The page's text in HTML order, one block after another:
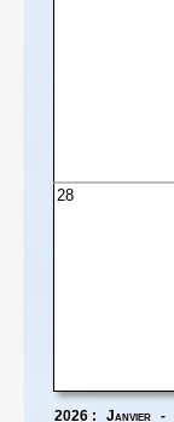
28
2026 : Janvier -